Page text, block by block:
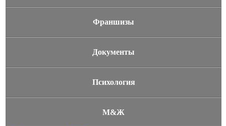
Франшизы
Документы
Психология
М&Ж